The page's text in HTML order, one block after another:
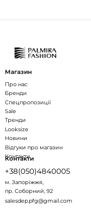
Магазин
Про нас
Бренди
Спецпропозиції
Sale
Тренди
Looksize
Новини
Відгуки про магазин
Контакти
Контакти
+38(050)4840005
м. Запоріжжя,
пр. Соборний, 92
salesdep.pfg@gmail.com